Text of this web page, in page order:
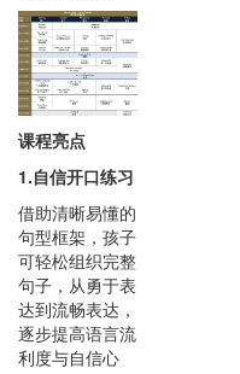
课程亮点
1.自信开口练习
借助清晰易懂的
句型框架，孩子
可轻松组织完整
句子，从勇于表
达到流畅表达，
逐步提高语言流
利度与自信心